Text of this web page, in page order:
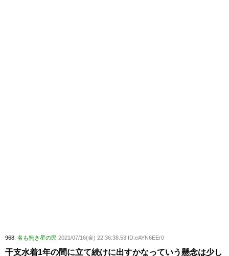
968: 名も無き星の民 2021/07/16(金) 22:36:38.53 ID:eAYN6EEr0
干支水着1年の間に立て続けに出すかなっていう懸念は少し